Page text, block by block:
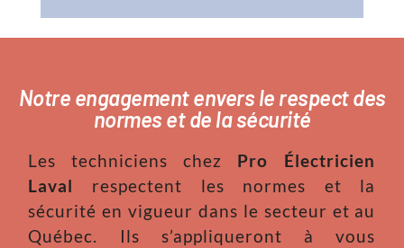
Notre engagement envers le respect des
normes et de la sécurité
Les techniciens chez Pro Électricien
Laval
respectent les normes et la
sécurité en vigueur dans le secteur et au
Québec. Ils s’appliqueront à vous